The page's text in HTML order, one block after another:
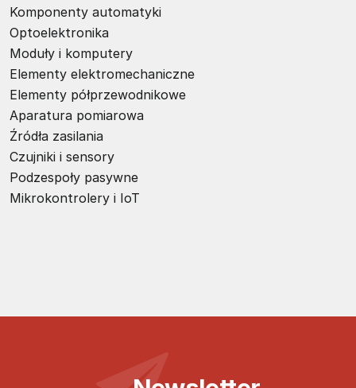
Komponenty automatyki
Optoelektronika
Moduły i komputery
Elementy elektromechaniczne
Elementy półprzewodnikowe
Aparatura pomiarowa
Źródła zasilania
Czujniki i sensory
Podzespoły pasywne
Mikrokontrolery i IoT